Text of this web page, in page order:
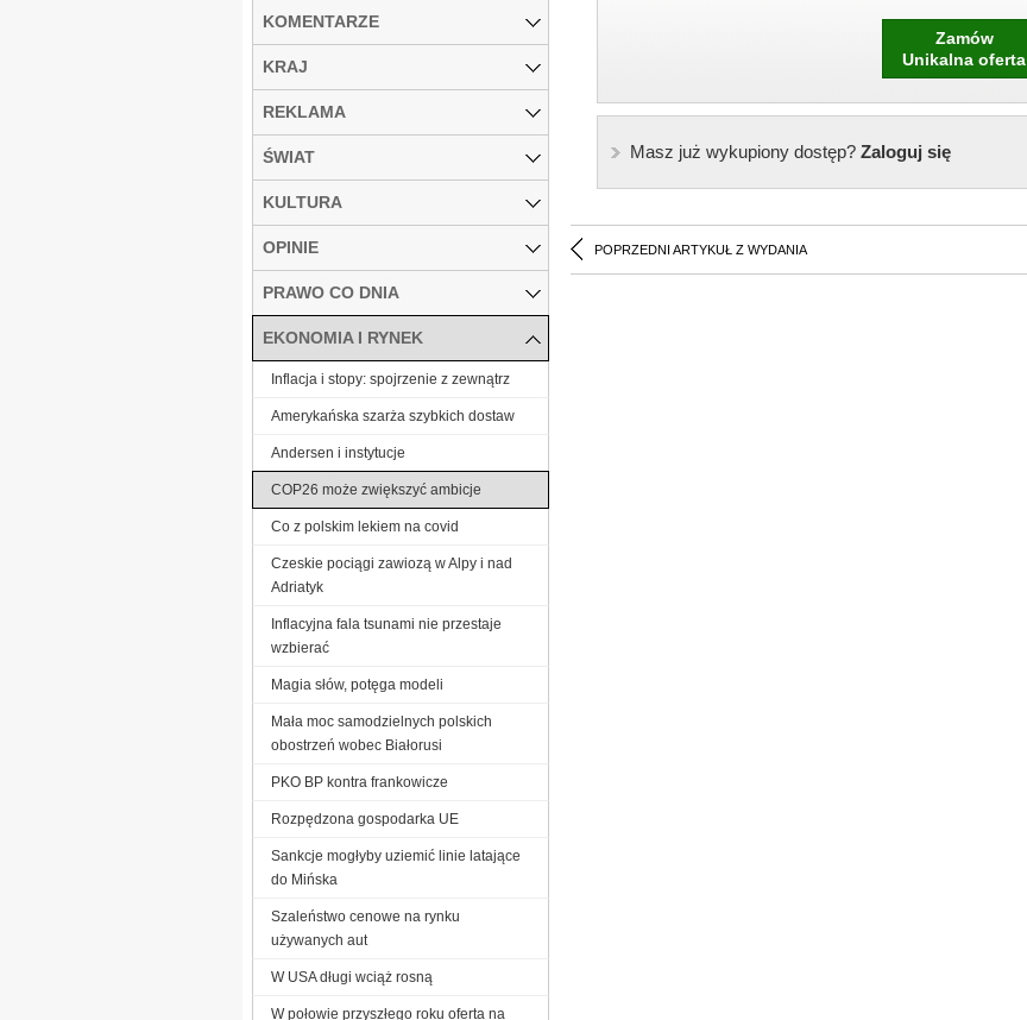
Zamów
Unikalna oferta
Masz już wykupiony dostęp?Zaloguj się
POPRZEDNI ARTYKUŁ Z WYDANIA
KOMENTARZE
KRAJ
REKLAMA
ŚWIAT
KULTURA
OPINIE
PRAWO CO DNIA
EKONOMIA I RYNEK
Inflacja i stopy: spojrzenie z zewnątrz
Amerykańska szarża szybkich dostaw
Andersen i instytucje
COP26 może zwiększyć ambicje
Co z polskim lekiem na covid
Czeskie pociągi zawiozą w Alpy i nad
Adriatyk
Inflacyjna fala tsunami nie przestaje
wzbierać
Magia słów, potęga modeli
Mała moc samodzielnych polskich
obostrzeń wobec Białorusi
PKO BP kontra frankowicze
Rozpędzona gospodarka UE
Sankcje mogłyby uziemić linie latające
do Mińska
Szaleństwo cenowe na rynku
używanych aut
W USA długi wciąż rosną
W połowie przyszłego roku oferta na